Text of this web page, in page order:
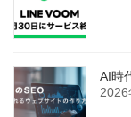
AI時
2026